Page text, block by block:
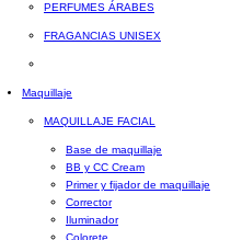
PERFUMES ÁRABES
FRAGANCIAS UNISEX
Maquillaje
MAQUILLAJE FACIAL
Base de maquillaje
BB y CC Cream
Primer y fijador de maquillaje
Corrector
Iluminador
Colorete